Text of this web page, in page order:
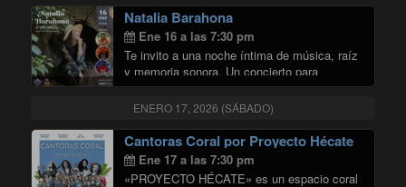
Natalia Barahona
Ene 16 a las 7:30 pm
Te invito a una noche íntima de música, raíz
y memoria sonora. Un concierto para
encontrarnos a través de canciones que han
marcado mi camino y que hoy vuelvo a
habitar desde un nuevo lugar. …
Continuar leyendo"Natalia Barahona"
ENERO 17, 2026 (SÁBADO)
Cantoras Coral por Proyecto Hécate
Ene 17 a las 7:30 pm
«PROYECTO HÉCATE» es un espacio coral